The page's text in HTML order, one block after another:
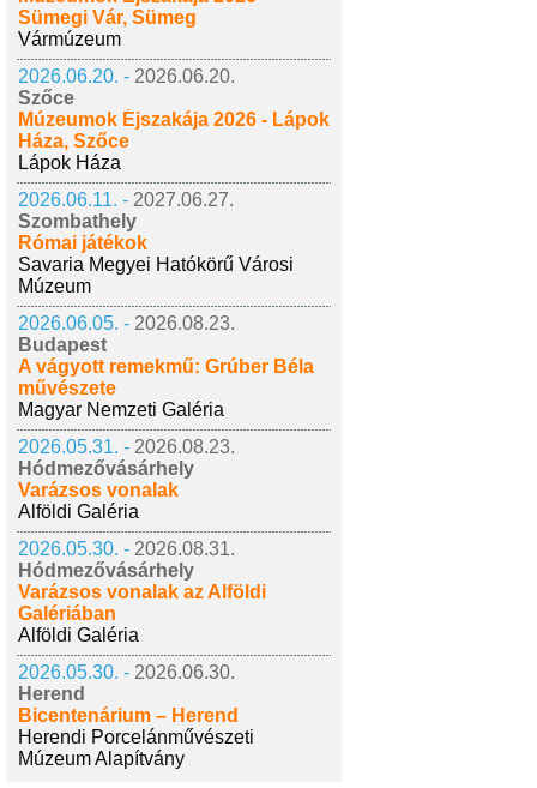
Sümegi Vár, Sümeg
Vármúzeum
2026.06.20. - 2026.06.20.
Szőce
Múzeumok Éjszakája 2026 - Lápok
Háza, Szőce
Lápok Háza
2026.06.11. - 2027.06.27.
Szombathely
Római játékok
Savaria Megyei Hatókörű Városi
Múzeum
2026.06.05. - 2026.08.23.
Budapest
A vágyott remekmű: Grúber Béla
művészete
Magyar Nemzeti Galéria
2026.05.31. - 2026.08.23.
Hódmezővásárhely
Varázsos vonalak
Alföldi Galéria
2026.05.30. - 2026.08.31.
Hódmezővásárhely
Varázsos vonalak az Alföldi
Galériában
Alföldi Galéria
2026.05.30. - 2026.06.30.
Herend
Bicentenárium – Herend
Herendi Porcelánművészeti
Múzeum Alapítvány